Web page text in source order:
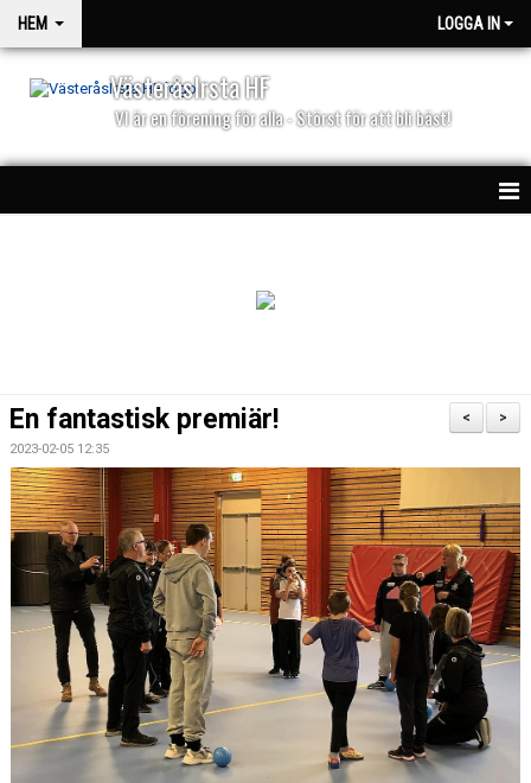
HEM LOGGA IN
VästeråsIrsta HF
VI är en förening för alla - Störst för att bli bäst!
MATCHER
>
<
En fantastisk premiär!
2023-02-05 12:35